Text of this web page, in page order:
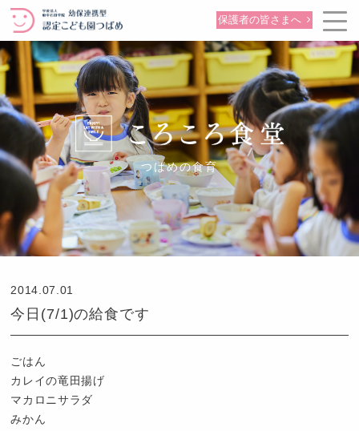
保護者の皆さまへ
つばめの食育
2014.07.01
今日(7/1)の給食です
ごはん
カレイの竜田揚げ
マカロニサラダ
みかん